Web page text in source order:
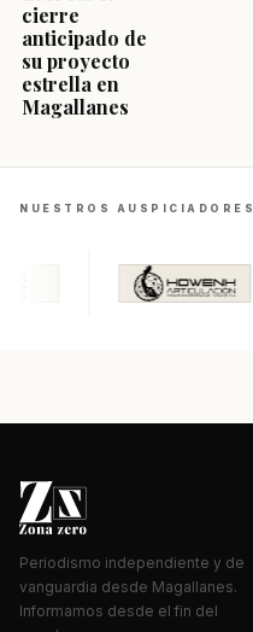
cierre
anticipado de
su proyecto
estrella en
Magallanes
NUESTROS AUSPICIADORES
Periodismo independiente y de
vanguardia desde Magallanes.
Informamos desde el fin del